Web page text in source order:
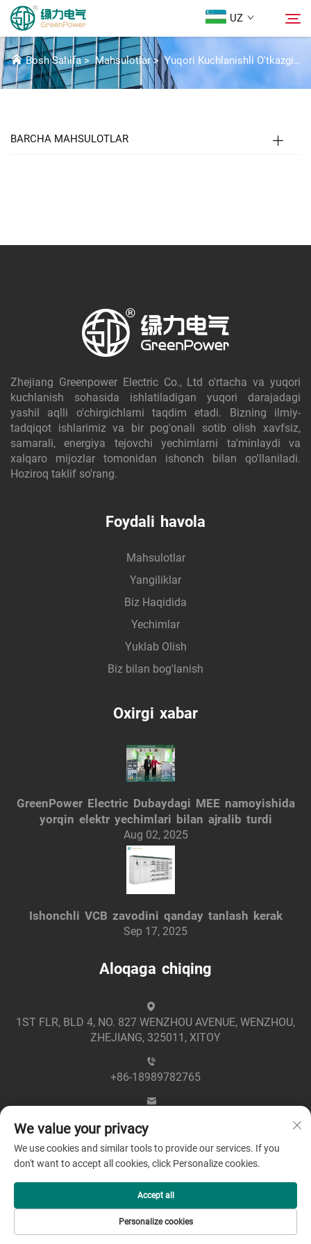
UZ
Mahsulotlar
TAMINOT MEKHANIZMI
Bosh Sahifa>Mahsulotlar>Yuqori Kuchlanishli O'tkazgich Qismlari
BARCHA MAHSULOTLAR
Zhejiang Greenpower Electric Co., Ltd o'rtacha va yuqori
kuchlanish sohasida ishlatiladigan yuqori darajadagi
yashil aqlli o'chirgichlarni taqdim etadi. Bizning ilmiy-
tadqiqot ishlarimiz va bir pog'onali sotib olish xavfsiz,
samarali, energiya tejovchi yechimlarni ta'minlaydi va
xalqaro mijozlar tomonidan ishonch bilan qo'llaniladi.
Hoziroq taklif so'rang.
Foydali havola
Mahsulotlar
Yangiliklar
Biz Haqidida
Yechimlar
Yuklab Olish
Biz bilan bog'lanish
Oxirgi xabar
GreenPower Electric Dubaydagi MEE namoyishida
yorqin elektr yechimlari bilan ajralib turdi
Aug 02, 2025
Ishonchli VCB zavodini qanday tanlash kerak
Sep 17, 2025
Aloqaga chiqing
1ST FLR, BLD 4, NO. 827 WENZHOU AVENUE, WENZHOU,
ZHEJIANG, 325011, XITOY
+86-18989782765
Mualliflik huquqi © 2025 Zhejiang Greenpower Electric Co.,
Ltd -Maxfiylik siyosati
We value your privacy
We use cookies and similar tools to provide our services. If you
don't want to accept all cookies, click Personalize cookies.
Personalize cookies
Accept all